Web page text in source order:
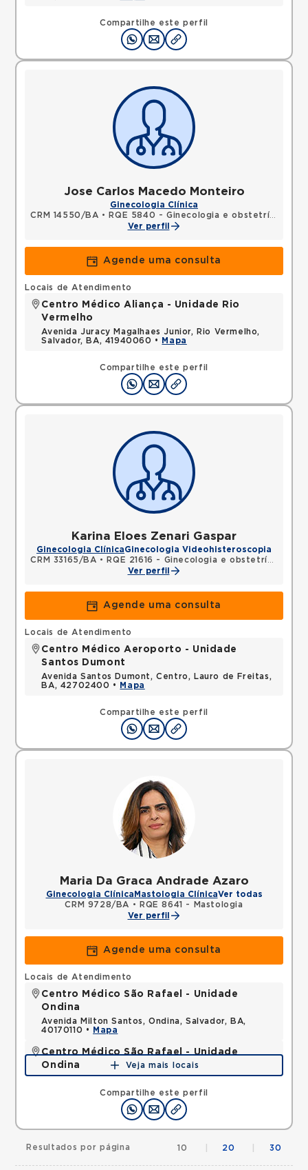
Compartilhe este perfil
Jose Carlos Macedo Monteiro
Ginecologia Clínica
CRM 14550/BA •
RQE 5840 - Ginecologia e obstetrícia
Ver perfil
Agende uma consulta
Compartilhe este perfil
Locais de Atendimento
Centro Médico Aliança - Unidade Rio
Vermelho
Avenida Juracy Magalhaes Junior, Rio Vermelho,
Salvador, BA, 41940060 •
Mapa
Karina Eloes Zenari Gaspar
Ginecologia ClínicaGinecologia Videohisteroscopia
CRM 33165/BA •
RQE 21616 - Ginecologia e obstetrícia
Ver perfil
Agende uma consulta
Compartilhe este perfil
Locais de Atendimento
Centro Médico Aeroporto - Unidade
Santos Dumont
Avenida Santos Dumont, Centro, Lauro de Freitas,
BA, 42702400 •
Mapa
Maria Da Graca Andrade Azaro
Ginecologia Clínica Mastologia ClínicaVer todas
CRM 9728/BA •
RQE 8641 - Mastologia
Ver perfil
Agende uma consulta
Compartilhe este perfil
Locais de Atendimento
Centro Médico São Rafael - Unidade
Ondina
Avenida Milton Santos, Ondina, Salvador, BA,
40170110 •
Mapa
Centro Médico São Rafael - Unidade
Ondina
Avenida Milton Santos, Ondina, Salvador, BA,
Mapa
Veja mais locais
Resultados por página 10 20 30